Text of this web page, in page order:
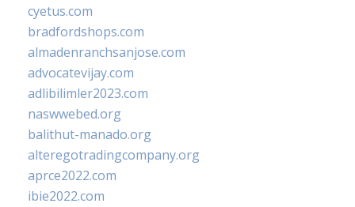
cyetus.com
bradfordshops.com
almadenranchsanjose.com
advocatevijay.com
adlibilimler2023.com
naswwebed.org
balithut-manado.org
alteregotradingcompany.org
aprce2022.com
ibie2022.com